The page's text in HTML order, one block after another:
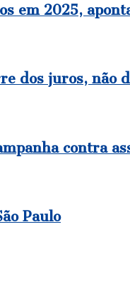
em 2025,
dos juros, não
contra
Paulo